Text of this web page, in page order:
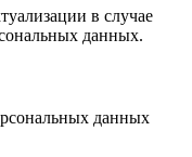
в случае
данных.
данных